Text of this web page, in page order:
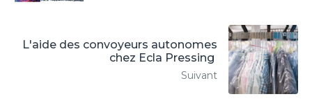
L'aide des convoyeurs autonomes
chez Ecla Pressing
Suivant